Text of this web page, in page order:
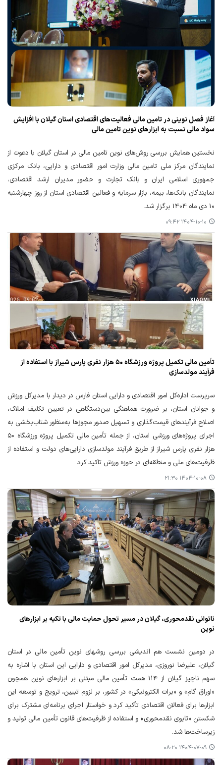
آغاز فصل نوینی در تامین مالی فعالیت‌های اقتصادی استان گیلان با افزایش
سواد مالی نسبت به ابزارهای نوین تامین مالی
نخستین همایش بررسی روش‌های نوین تامین مالی در استان گیلان با دعوت از
نمایندگان مرکز ملی تامین مالی وزارت امور اقتصادی و دارایی، بانک مرکزی
جمهوری اسلامی ایران و بانک تجارت و حضور مدیران ارشد اقتصادی،
نمایندگان بانک‌ها، بیمه، بازار سرمایه و فعالین اقتصادی استان از روز چهارشنبه
۱۰ دی ماه 1404 برگزار شد.
۱۴۰۴-۱۰-۱۰ ۰۹:۴۲
تأمین مالی تکمیل پروژه ورزشگاه ۵۰ هزار نفری پارس شیراز با استفاده از
فرآیند مولدسازی
سرپرست اداره‌کل امور اقتصادی و دارایی استان فارس در دیدار با مدیرکل ورزش
و جوانان استان، بر ضرورت هماهنگی بین‌دستگاهی در تعیین تکلیف املاک،
اصلاح فرآیندهای قیمت‌گذاری و تسهیل صدور مجوزها به‌منظور شتاب‌بخشی به
اجرای پروژه‌های ورزشی استان، از جمله تأمین مالی تکمیل پروژه ورزشگاه ۵۰
هزار نفری پارس شیراز از طریق فرآیند مولدسازی دارایی‌های دولت و استفاده از
ظرفیت‌های ملی و منطقه‌ای در حوزه ورزش تاکید کرد.
۱۴۰۴-۱۰-۰۸ ۲۱:۳۰
ناتوانی نقدمحوری، گیلان در مسیر تحول حمایت مالی با تکیه بر ابزارهای
نوین
در دومین نشست هم اندیشی بررسی روشهای نوین تأمین مالی در استان
گیلان، علیرضا نوروزی، مدیرکل امور اقتصادی و دارایی این استان با اشاره به
سهم ناچیز گیلان از ۱۱۴ همت تأمین مالی مبتنی بر ابزارهای نوین همچون
«اوراق گام» و «برات الکترونیکی» در کشور، بر لزوم تبیین، ترویج و توسعه این
ابزارها برای فعالان اقتصادی تأکید کرد و خواستار اجرای برنامه‌ای مشترک برای
شکستن «تابوی نقدمحوری» و استفاده از ظرفیت‌های قانون تأمین مالی تولید و
زیرساخت‌ها شد.
۱۴۰۴-۰۷-۰۹ ۰۸:۲۰